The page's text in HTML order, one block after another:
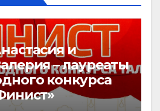
и
– лауреаты
конкурса